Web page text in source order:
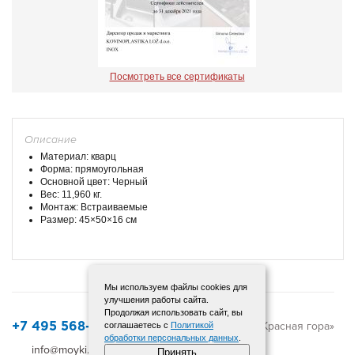
Посмотреть все сертификаты
Описание
Материал: кварц
Форма: прямоугольная
Основной цвет: Черный
Вес: 11,960 кг.
Монтаж: Встраиваемые
Размер: 45×50×16 см
+7 495 568-12-72
© 2015-2025 «Красная гора»
info@moyki.ru
Карта сайта
Мы используем файлы cookies для
улучшения работы сайта.
Продолжая использовать сайт, вы
соглашаетесь с Политикой
обработки персональных данных
Принять